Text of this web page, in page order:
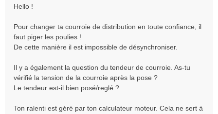
s
g
e
Hello !
Pour changer ta courroie de distribution en toute confiance, il
faut piger les poulies !
De cette manière il est impossible de désynchroniser.
Il y a également la question du tendeur de courroie. As-tu
vérifié la tension de la courroie après la pose ?
Le tendeur est-il bien posé/reglé ?
Ton ralenti est géré par ton calculateur moteur. Cela ne sert à